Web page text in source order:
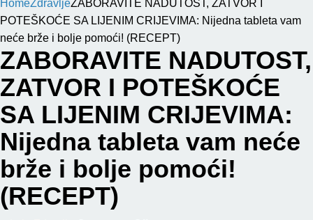
HomeZdravljeZABORAVITE NADUTOST, ZATVOR I
POTEŠKOĆE SA LIJENIM CRIJEVIMA: Nijedna tableta vam
neće brže i bolje pomoći! (RECEPT)
ZABORAVITE NADUTOST,
ZATVOR I POTEŠKOĆE
SA LIJENIM CRIJEVIMA:
Nijedna tableta vam neće
brže i bolje pomoći!
(RECEPT)